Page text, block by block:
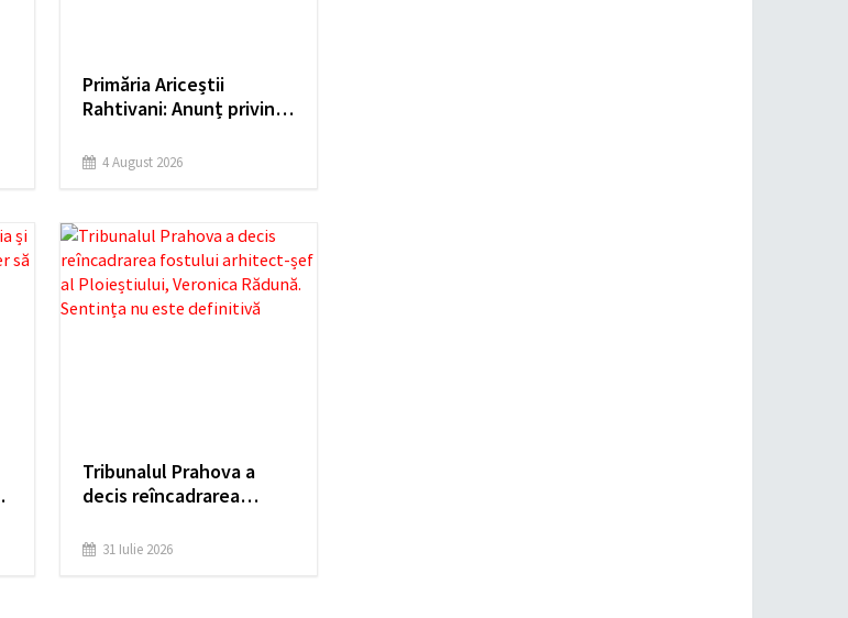
Primăria Ariceștii
Rahtivani: Anunț privind
strada Ion Luca
4 August 2026
Tribunalul Prahova a
decis reîncadrarea
Ploieștiului, Veronica
31 Iulie 2026